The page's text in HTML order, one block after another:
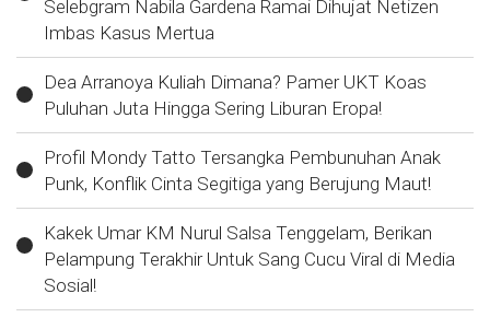
Selebgram Nabila Gardena Ramai Dihujat Netizen
Imbas Kasus Mertua
Dea Arranoya Kuliah Dimana? Pamer UKT Koas
Puluhan Juta Hingga Sering Liburan Eropa!
Profil Mondy Tatto Tersangka Pembunuhan Anak
Punk, Konflik Cinta Segitiga yang Berujung Maut!
Kakek Umar KM Nurul Salsa Tenggelam, Berikan
Pelampung Terakhir Untuk Sang Cucu Viral di Media
Sosial!